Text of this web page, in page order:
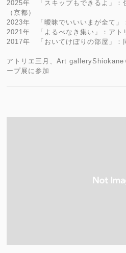
2025年 「スキップもできるよ」：
（京都）
2023年 「曖昧でいいいまが全て」
2021年 「よるべなき集い」：アト
2017年 「おいてけぼりの部屋」：
アトリエ三月、Art galleryShiokane
ープ展に参加